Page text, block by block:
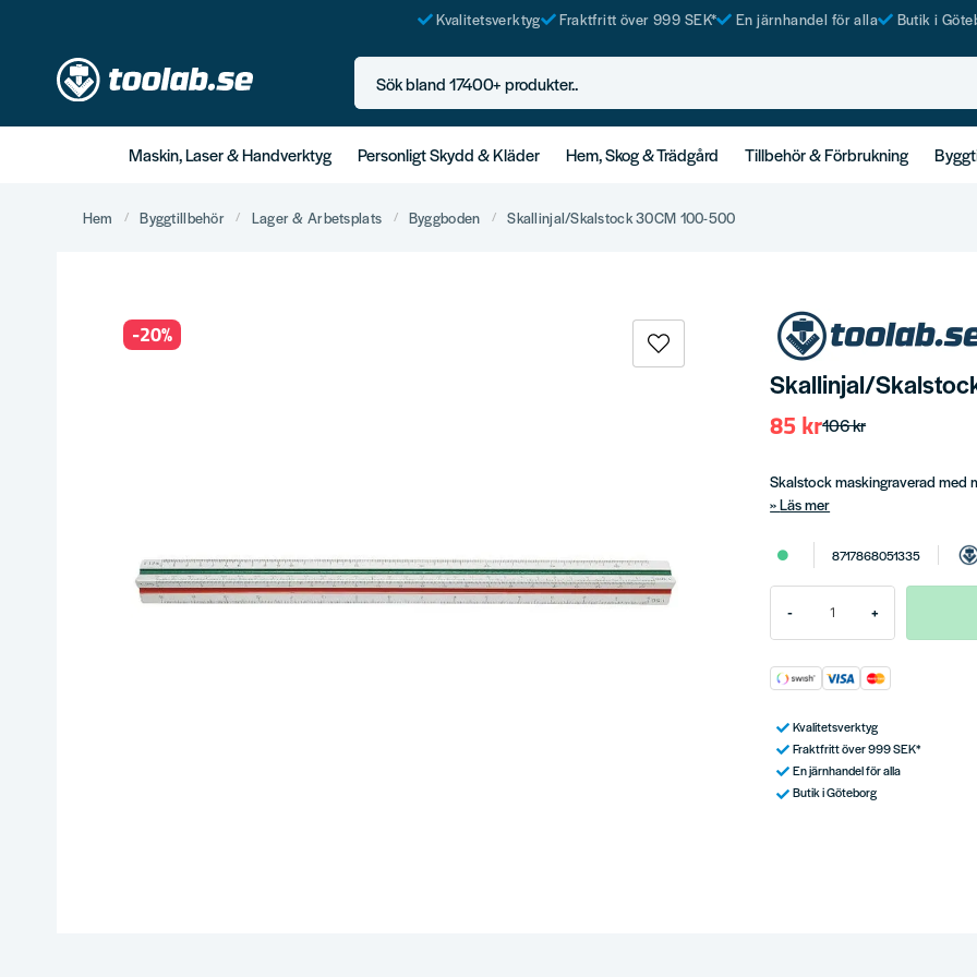
Kvalitetsverktyg Fraktfritt över 999 SEK* En järnhandel för alla Butik i
Sök bland 17400+ produkter..
Maskin, Laser & Handverktyg Personligt Skydd & Kläder Hem, Skog & Trädgård Tillbehör & Förbrukning
Hem Byggtillbehör Lager & Arbetsplats Byggboden Skallinjal/Skalstock 30CM 100-500
-20%
Skallinjal/
106 kr
85 kr
Skalstock maskingraverad
Läs mer
8717868051335
- +
Kvalitetsverktyg
Fraktfritt över 999 SEK*
En järnhandel för alla
Butik i Göteborg